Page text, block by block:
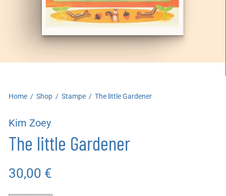
Home / Shop / Stampe / The little Gardener
Kim Zoey
The little Gardener
30,00 €